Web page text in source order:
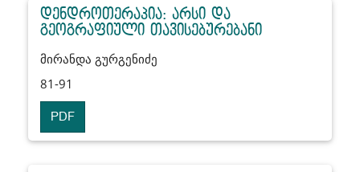
დენდროთერაპია: არსი და
გეოგრაფიული თავისებურებანი
მირანდა გურგენიძე
81-91
PDF